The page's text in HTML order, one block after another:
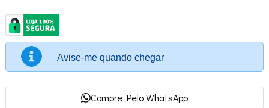
Avise-me quando chegar
Compre Pelo WhatsApp